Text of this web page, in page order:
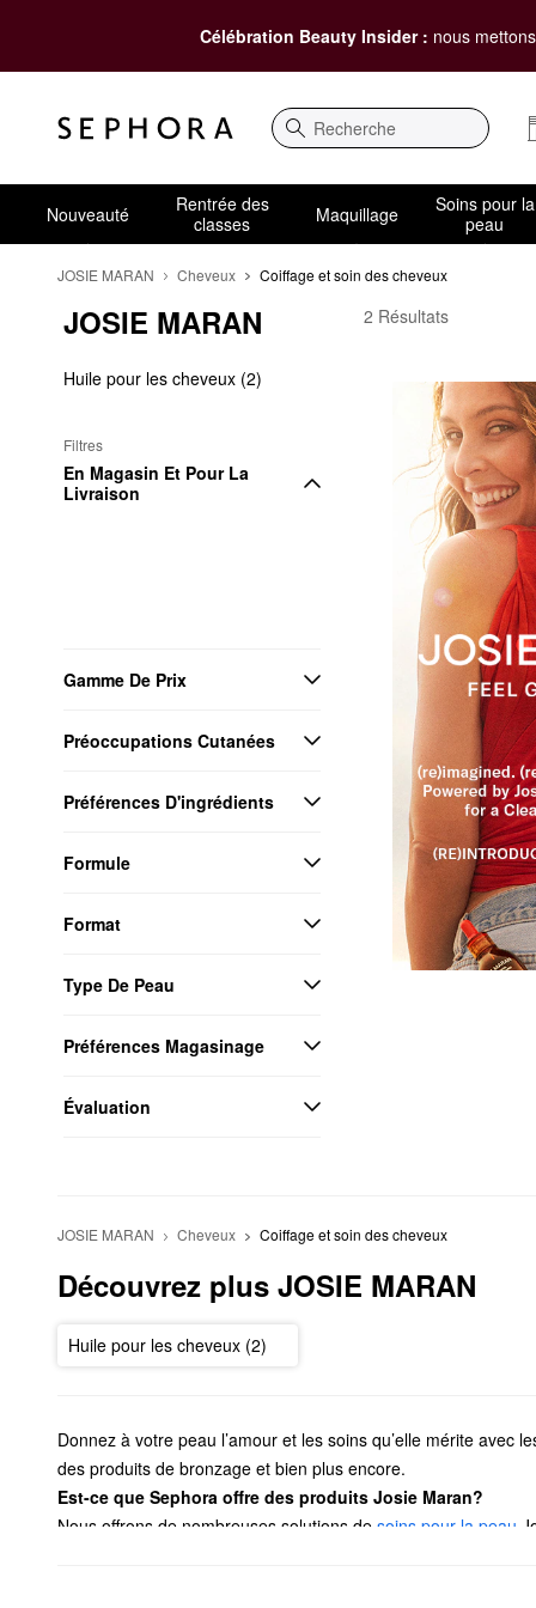
Célébration Beauty Insider : nous
Recherche
Nouveauté
Rentrée des
classes
Maquillage
Soins pour la
peau
JOSIE MARAN Cheveux Coiffage et soin des cheveux
JOSIE MARAN
Huile pour les cheveux (2)
Filtres
En Magasin Et Pour La
Livraison
Gamme De Prix
Préoccupations Cutanées
Préférences D'ingrédients
Formule
Format
Type De Peau
Préférences Magasinage
Évaluation
JOSIE MARAN
2 Résultats
JOSIE MARAN Cheveux Coiffage et soin des cheveux
Découvrez plus JOSIE MARAN
Huile pour les cheveux (2)
Donnez à votre peau l’amour et les soins qu’elle mérite avec
des produits de bronzage et bien plus encore.
Est-ce que Sephora offre des produits Josie Maran?
Nous offrons de nombreuses solutions de soins pour la peau